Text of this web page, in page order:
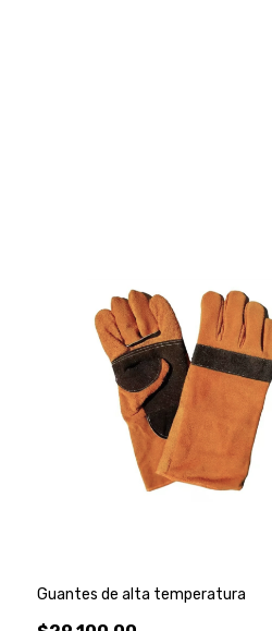
Guantes de alta temperatura